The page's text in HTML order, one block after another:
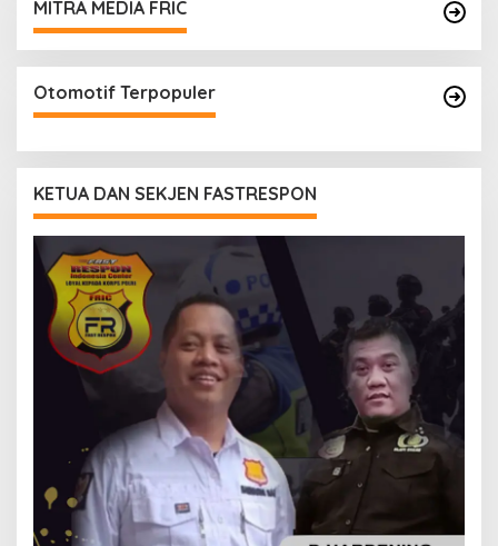
MITRA MEDIA FRIC
Otomotif Terpopuler
KETUA DAN SEKJEN FASTRESPON